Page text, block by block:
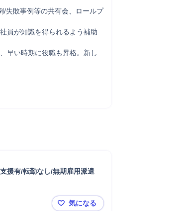
/失敗事例等の共有会、ロールプ
員が知識を得られるよう補助
早い時期に役職も昇格。新し
援有/転勤なし/無期雇用派遣
岡山【販売アドバイザー】未
気になる